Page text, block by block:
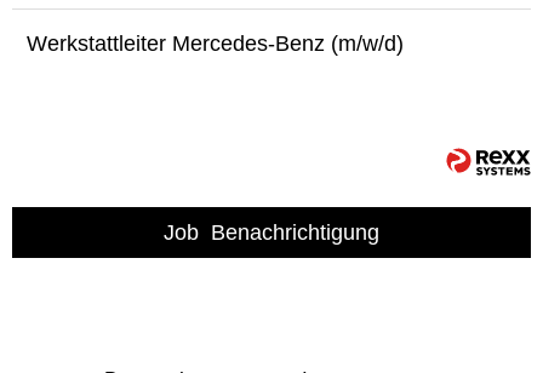
Werkstattleiter Mercedes-Benz (m/w/d)
Job Benachrichtigung